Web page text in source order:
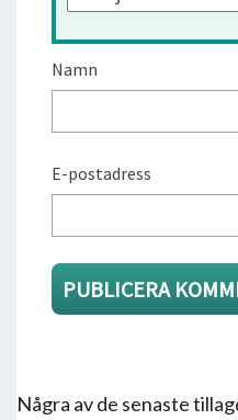
Namn
E-postadress
Några av de senaste